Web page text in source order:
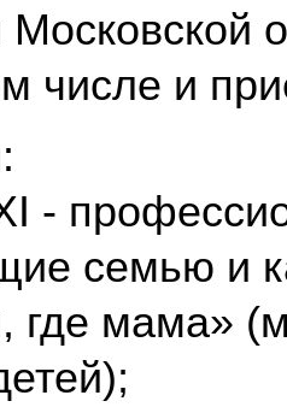
Московской
числе и
-
семью и
где мама»